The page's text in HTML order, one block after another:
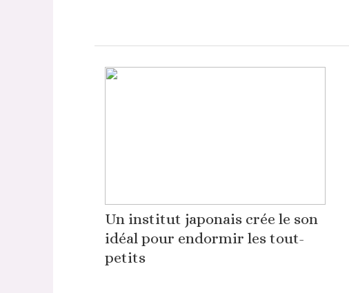
Un institut japonais crée le son
idéal pour endormir les tout-
petits